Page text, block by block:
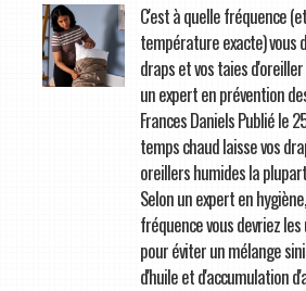
C'est à quelle fréquence
température exacte) vous
draps et vos taies
un expert en prévention
Frances Daniels Publié le
temps chaud laisse vos
oreillers humides la
Selon un expert en
fréquence vous devriez
pour éviter un mélange
d'huile et d'accumulation